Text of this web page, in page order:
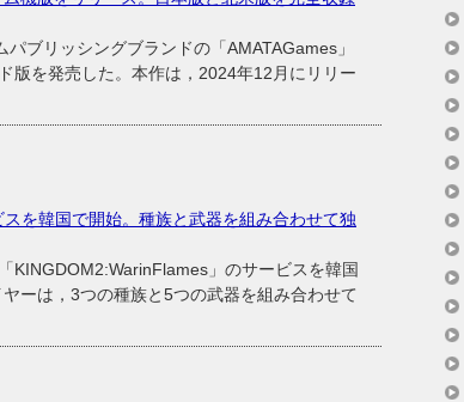
ブリッシングブランドの「AMATAGames」
版を発売した。本作は，2024年12月にリリー
を韓国で開始。種族と武器を組み合わせて独
」のサービスを韓国
ーは，3つの種族と5つの武器を組み合わせて